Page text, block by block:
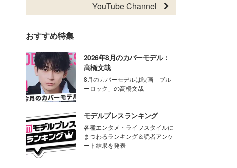
YouTube Channel
おすすめ特集
2026年8月のカバーモデル：
高橋文哉
8月のカバーモデルは映画「ブル
ーロック」の高橋文哉
モデルプレスランキング
各種エンタメ・ライフスタイルに
まつわるランキング＆読者アンケ
ート結果を発表